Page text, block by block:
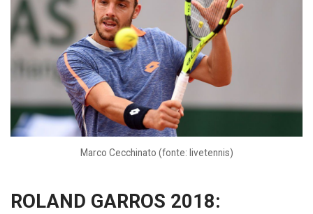
Marco Cecchinato (fonte: livetennis)
ROLAND GARROS 2018: